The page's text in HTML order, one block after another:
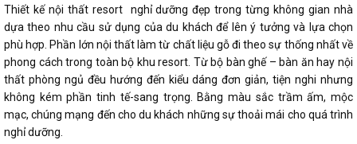
Thiết kế nội thất resort nghỉ dưỡng đẹp trong từng không gian nhà
dựa theo nhu cầu sử dụng của du khách để lên ý tưởng và lựa chọn
phù hợp. Phần lớn nội thất làm từ chất liệu gỗ đi theo sự thống nhất về
phong cách trong toàn bộ khu resort. Từ bộ bàn ghế – bàn ăn hay nội
thất phòng ngủ đều hướng đến kiểu dáng đơn giản, tiện nghi nhưng
không kém phần tinh tế-sang trọng. Bằng màu sắc trầm ấm, mộc
mạc, chúng mạng đến cho du khách những sự thoải mái cho quá trình
nghỉ dưỡng.